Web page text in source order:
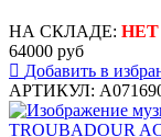
НА СКЛАДЕ:
64000 руб
Добавить в
АРТИКУЛ: